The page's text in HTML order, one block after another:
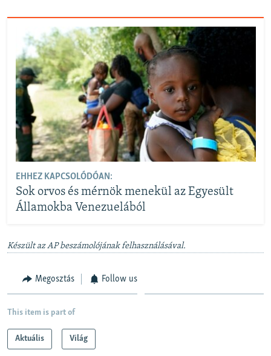
EHHEZ KAPCSOLÓDÓAN:
Sok orvos és mérnök menekül az Egyesült
Államokba Venezuelából
Készült az AP beszámolójának felhasználásával.
Megosztás Follow us
This item is part of
Aktuális Világ